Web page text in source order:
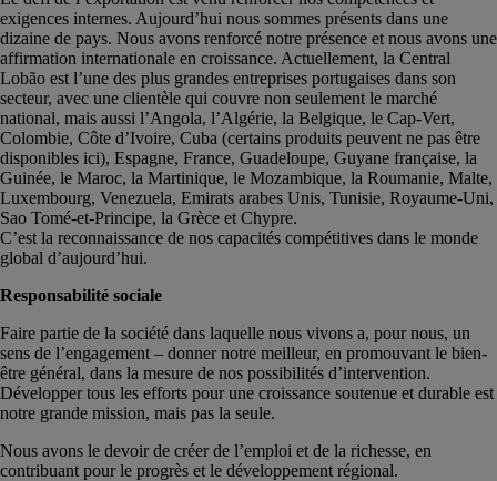
exigences internes. Aujourd’hui nous sommes présents dans une
dizaine de pays. Nous avons renforcé notre présence et nous avons une
affirmation internationale en croissance. Actuellement, la Central
Lobão est l’une des plus grandes entreprises portugaises dans son
secteur, avec une clientèle qui couvre non seulement le marché
national, mais aussi l’Angola, l’Algérie, la Belgique, le Cap-Vert,
Colombie, Côte d’Ivoire, Cuba (certains produits peuvent ne pas être
disponibles ici), Espagne, France, Guadeloupe, Guyane française, la
Guinée, le Maroc, la Martinique, le Mozambique, la Roumanie, Malte,
Luxembourg, Venezuela, Emirats arabes Unis, Tunisie, Royaume-Uni,
Sao Tomé-et-Principe, la Grèce et Chypre.
C’est la reconnaissance de nos capacités compétitives dans le monde
global d’aujourd’hui.
Responsabilité sociale
Faire partie de la société dans laquelle nous vivons a, pour nous, un
sens de l’engagement – donner notre meilleur, en promouvant le bien-
être général, dans la mesure de nos possibilités d’intervention.
Développer tous les efforts pour une croissance soutenue et durable est
notre grande mission, mais pas la seule.
Nous avons le devoir de créer de l’emploi et de la richesse, en
contribuant pour le progrès et le développement régional.